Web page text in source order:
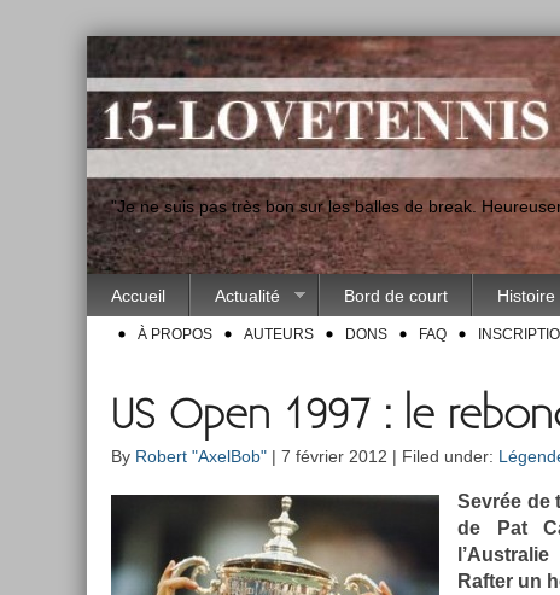
"Je ne suis pas très bon sur les balles de break.
Accueil Actualité Bord de court Histoire
À PROPOS AUTEURS DONS FAQ
US Open 1997 : le
By Robert "AxelBob" | 7 février 2012 | Filed under:
Sevrée de
de Pat
Raft­er un